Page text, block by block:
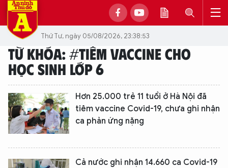
Thứ Tư, ngày 05/08/2026, 23:38:53
TỪ KHÓA: #TIÊM VACCINE CHO
HỌC SINH LỚP 6
Hơn 25.000 trẻ 11 tuổi ở Hà Nội đã
tiêm vaccine Covid-19, chưa ghi nhận
ca phản ứng nặng
Cả nước ghi nhận 14.660 ca Covid-19